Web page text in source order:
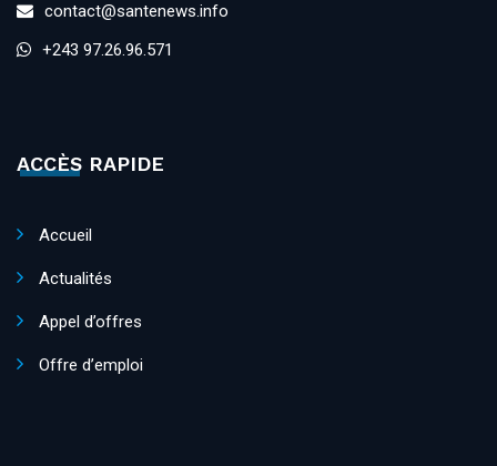
contact@santenews.info
+243 97.26.96.571
ACCÈS RAPIDE
Accueil
Actualités
Appel d’offres
Offre d’emploi